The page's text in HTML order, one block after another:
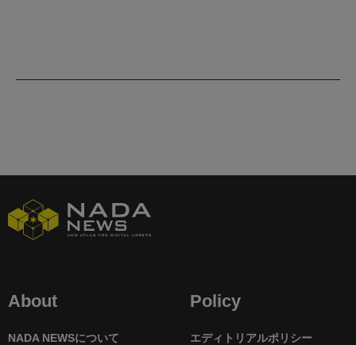
About
NADA NEWSについて
Policy
エディトリアルポリシー